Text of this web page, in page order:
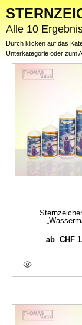
Alle 10
Durch klicken auf das
Unterkategorie oder zum
abCHF